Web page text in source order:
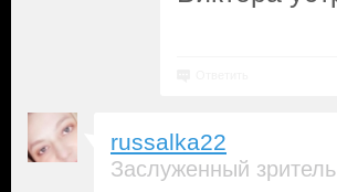
russalka22
Заслуженный зритель